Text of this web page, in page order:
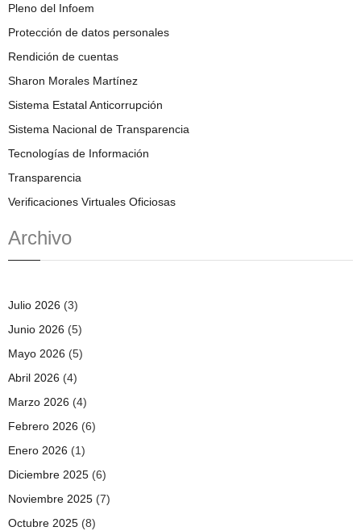
Pleno del Infoem
Protección de datos personales
Rendición de cuentas
Sharon Morales Martínez
Sistema Estatal Anticorrupción
Sistema Nacional de Transparencia
Tecnologías de Información
Transparencia
Verificaciones Virtuales Oficiosas
Archivo
Julio 2026 (3)
Junio 2026 (5)
Mayo 2026 (5)
Abril 2026 (4)
Marzo 2026 (4)
Febrero 2026 (6)
Enero 2026 (1)
Diciembre 2025 (6)
Noviembre 2025 (7)
Octubre 2025 (8)